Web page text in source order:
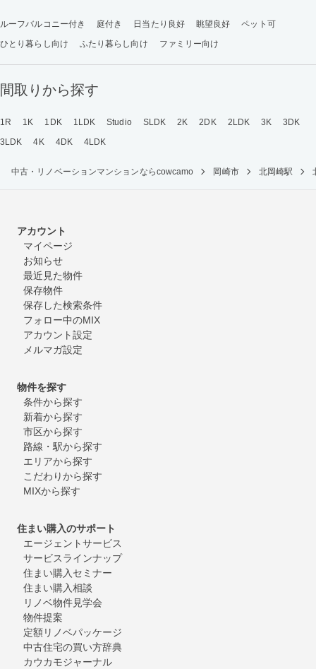
ルーフバルコニー付き 庭付き 日当たり良好 眺望良好
ペット可
ひとり暮らし向け
ふたり暮らし向け ファミリー向け
間取りから探す
1R 1K 1DK 1LDK Studio SLDK 2K 2DK 2LDK 3K
3DK
3LDK
4K 4DK 4LDK
中古・リノベーションマンションならcowcamo 岡崎市 北岡崎駅
アカウント
マイページ
お知らせ
最近見た物件
保存物件
保存した検索条件
フォロー中のMIX
アカウント設定
メルマガ設定
物件を探す
条件から探す
新着から探す
市区から探す
路線・駅から探す
エリアから探す
こだわりから探す
MIXから探す
住まい購入のサポート
エージェントサービス
サービスラインナップ
住まい購入セミナー
住まい購入相談
リノベ物件見学会
物件提案
定額リノベパッケージ
中古住宅の買い方辞典
カウカモジャーナル